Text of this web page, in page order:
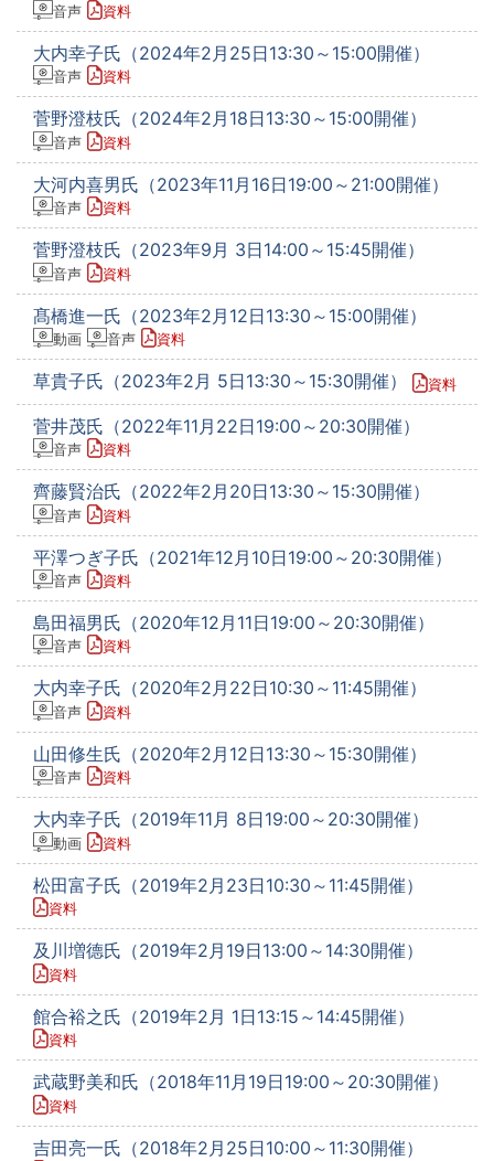
音声 資料
大内幸子氏（2024年2月25日13:30～15:00開催）
音声 資料
菅野澄枝氏（2024年2月18日13:30～15:00開催）
音声 資料
大河内喜男氏（2023年11月16日19:00～21:00開催）
音声 資料
菅野澄枝氏（2023年9月 3日14:00～15:45開催）
音声 資料
髙橋進一氏（2023年2月12日13:30～15:00開催）
動画 音声 資料
草貴子氏（2023年2月 5日13:30～15:30開催） 資料
菅井茂氏（2022年11月22日19:00～20:30開催）
音声 資料
齊藤賢治氏（2022年2月20日13:30～15:30開催）
音声 資料
平澤つぎ子氏（2021年12月10日19:00～20:30開催）
音声 資料
島田福男氏（2020年12月11日19:00～20:30開催）
音声 資料
大内幸子氏（2020年2月22日10:30～11:45開催）
音声 資料
山田修生氏（2020年2月12日13:30～15:30開催）
音声 資料
大内幸子氏（2019年11月 8日19:00～20:30開催）
動画 資料
松田富子氏（2019年2月23日10:30～11:45開催）
資料
及川増德氏（2019年2月19日13:00～14:30開催）
資料
館合裕之氏（2019年2月 1日13:15～14:45開催）
資料
武蔵野美和氏（2018年11月19日19:00～20:30開催）
資料
吉田亮一氏（2018年2月25日10:00～11:30開催）